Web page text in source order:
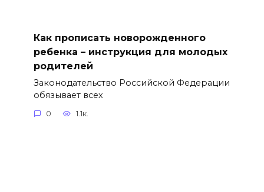
Как прописать новорожденного
ребенка – инструкция для молодых
родителей
Законодательство Российской Федерации
обязывает всех
0 1.1к.